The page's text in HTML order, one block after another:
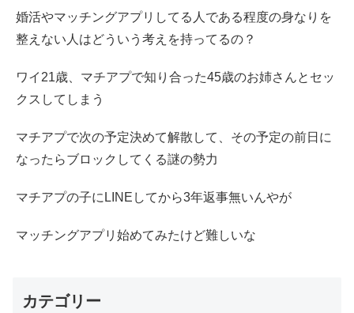
婚活やマッチングアプリしてる人である程度の身なりを
整えない人はどういう考えを持ってるの？
ワイ21歳、マチアプで知り合った45歳のお姉さんとセッ
クスしてしまう
マチアプで次の予定決めて解散して、その予定の前日に
なったらブロックしてくる謎の勢力
マチアプの子にLINEしてから3年返事無いんやが
マッチングアプリ始めてみたけど難しいな
カテゴリー